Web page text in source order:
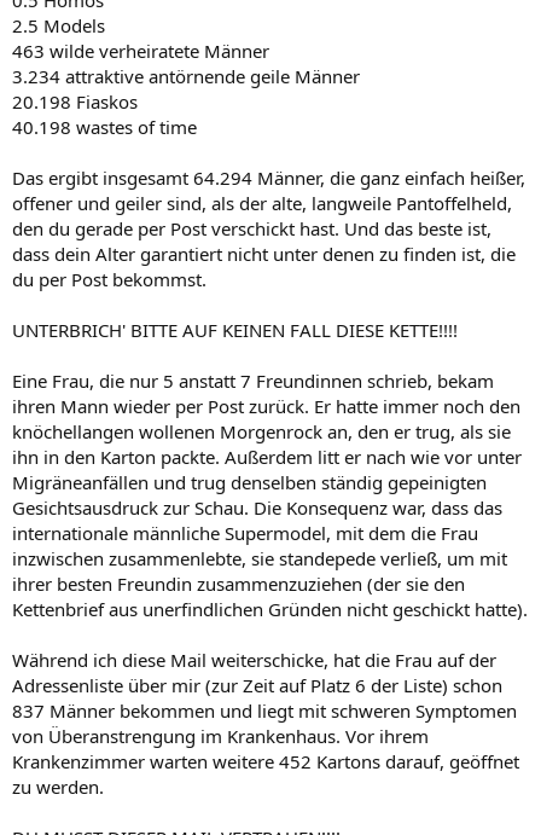
2.5 Models
463 wilde verheiratete Männer
3.234 attraktive antörnende geile Männer
20.198 Fiaskos
40.198 wastes of time
Das ergibt insgesamt 64.294 Männer, die ganz einfach heißer,
offener und geiler sind, als der alte, langweile Pantoffelheld,
den du gerade per Post verschickt hast. Und das beste ist,
dass dein Alter garantiert nicht unter denen zu finden ist, die
du per Post bekommst.
UNTERBRICH' BITTE AUF KEINEN FALL DIESE KETTE!!!!
Eine Frau, die nur 5 anstatt 7 Freundinnen schrieb, bekam
ihren Mann wieder per Post zurück. Er hatte immer noch den
knöchellangen wollenen Morgenrock an, den er trug, als sie
ihn in den Karton packte. Außerdem litt er nach wie vor unter
Migräneanfällen und trug denselben ständig gepeinigten
Gesichtsausdruck zur Schau. Die Konsequenz war, dass das
internationale männliche Supermodel, mit dem die Frau
inzwischen zusammenlebte, sie standepede verließ, um mit
ihrer besten Freundin zusammenzuziehen (der sie den
Kettenbrief aus unerfindlichen Gründen nicht geschickt hatte).
Während ich diese Mail weiterschicke, hat die Frau auf der
Adressenliste über mir (zur Zeit auf Platz 6 der Liste) schon
837 Männer bekommen und liegt mit schweren Symptomen
von Überanstrengung im Krankenhaus. Vor ihrem
Krankenzimmer warten weitere 452 Kartons darauf, geöffnet
zu werden.